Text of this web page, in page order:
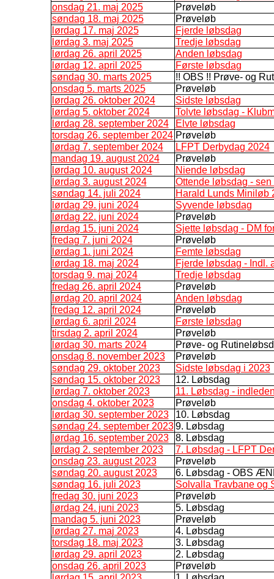
onsdag 21. maj 2025
Prøveløb
søndag 18. maj 2025
Prøveløb
lørdag 17. maj 2025
Fjerde løbsdag
lørdag 3. maj 2025
Tredje løbsdag
lørdag 26. april 2025
Anden løbsdag
lørdag 12. april 2025
Første løbsdag
søndag 30. marts 2025
!! OBS !! Prøve- og
onsdag 5. marts 2025
Prøveløb
lørdag 26. oktober 2024
Sidste løbsdag
lørdag 5. oktober 2024
Tolvte løbsdag -
lørdag 28. september 2024
Elvte løbsdag
torsdag 26. september 2024 Prøveløb
lørdag 7. september 2024
LFPT Derbydag 2024
mandag 19. august 2024
Prøveløb
lørdag 10. august 2024
Niende løbsdag
lørdag 3. august 2024
Ottende løbsdag -
søndag 14. juli 2024
Harald Lunds Miniløb
lørdag 29. juni 2024
Syvende løbsdag
lørdag 22. juni 2024
Prøveløb
lørdag 15. juni 2024
Sjette løbsdag - DM
fredag 7. juni 2024
Prøveløb
lørdag 1. juni 2024
Femte løbsdag
lørdag 18. maj 2024
Fjerde løbsdag - Indl.
torsdag 9. maj 2024
Tredje løbsdag
fredag 26. april 2024
Prøveløb
lørdag 20. april 2024
Anden løbsdag
fredag 12. april 2024
Prøveløb
lørdag 6. april 2024
Første løbsdag
tirsdag 2. april 2024
Prøveløb
lørdag 30. marts 2024
Prøve- og
onsdag 8. november 2023
Prøveløb
søndag 29. oktober 2023
Sidste løbsdag i 2023
søndag 15. oktober 2023
12. Løbsdag
lørdag 7. oktober 2023
11. Løbsdag -
onsdag 4. oktober 2023
Prøveløb
lørdag 30. september 2023
10. Løbsdag
søndag 24. september 2023 9. Løbsdag
lørdag 16. september 2023
8. Løbsdag
lørdag 2. september 2023
7. Løbsdag - LFPT
onsdag 23. august 2023
Prøveløb
søndag 20. august 2023
6. Løbsdag - OBS
søndag 16. juli 2023
Solvalla Travbane og
fredag 30. juni 2023
Prøveløb
lørdag 24. juni 2023
5. Løbsdag
mandag 5. juni 2023
Prøveløb
lørdag 27. maj 2023
4. Løbsdag
torsdag 18. maj 2023
3. Løbsdag
lørdag 29. april 2023
2. Løbsdag
onsdag 26. april 2023
Prøveløb